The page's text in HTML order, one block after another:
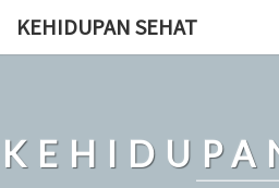
KEHIDUPAN SEHAT